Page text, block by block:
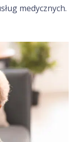
medycznych.